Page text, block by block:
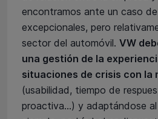
encontramos ante un caso
excepcionales, pero
sector del automóvil. VW
una gestión de la
situaciones de crisis con la
(usabilidad, tiempo de
proactiva...) y adaptándose